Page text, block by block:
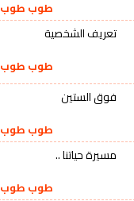
طوب طوب 24
تعريف الشخصية
طوب طوب 24
فوق الستين
طوب طوب 24
مسيرة حياتنا ..
طوب طوب 24